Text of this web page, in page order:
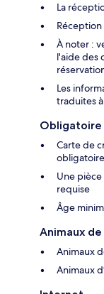
La
Réception
À noter :
l'aide des
Les
traduites
Obligatoire
Carte de
Une
requise
Âge
Animaux
Animaux
Animaux